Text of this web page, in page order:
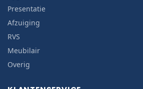
Presentatie
Afzuiging
RVS
Meubilair
Overig